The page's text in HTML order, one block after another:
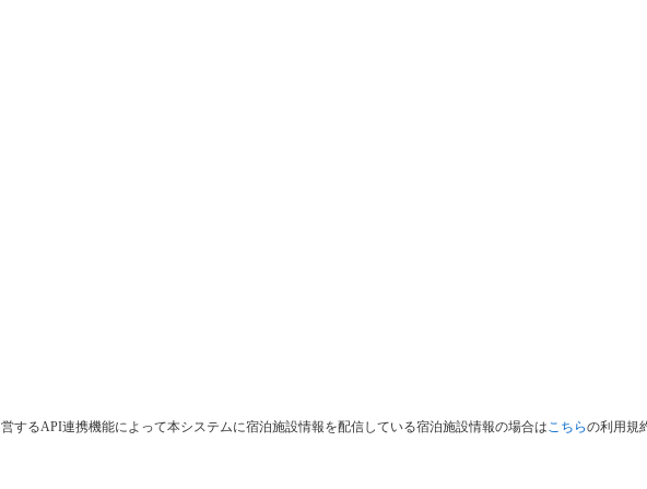
するAPI連携機能によって本システムに宿泊施設情報を配信している宿泊施設情報の場合はこちらの利用規